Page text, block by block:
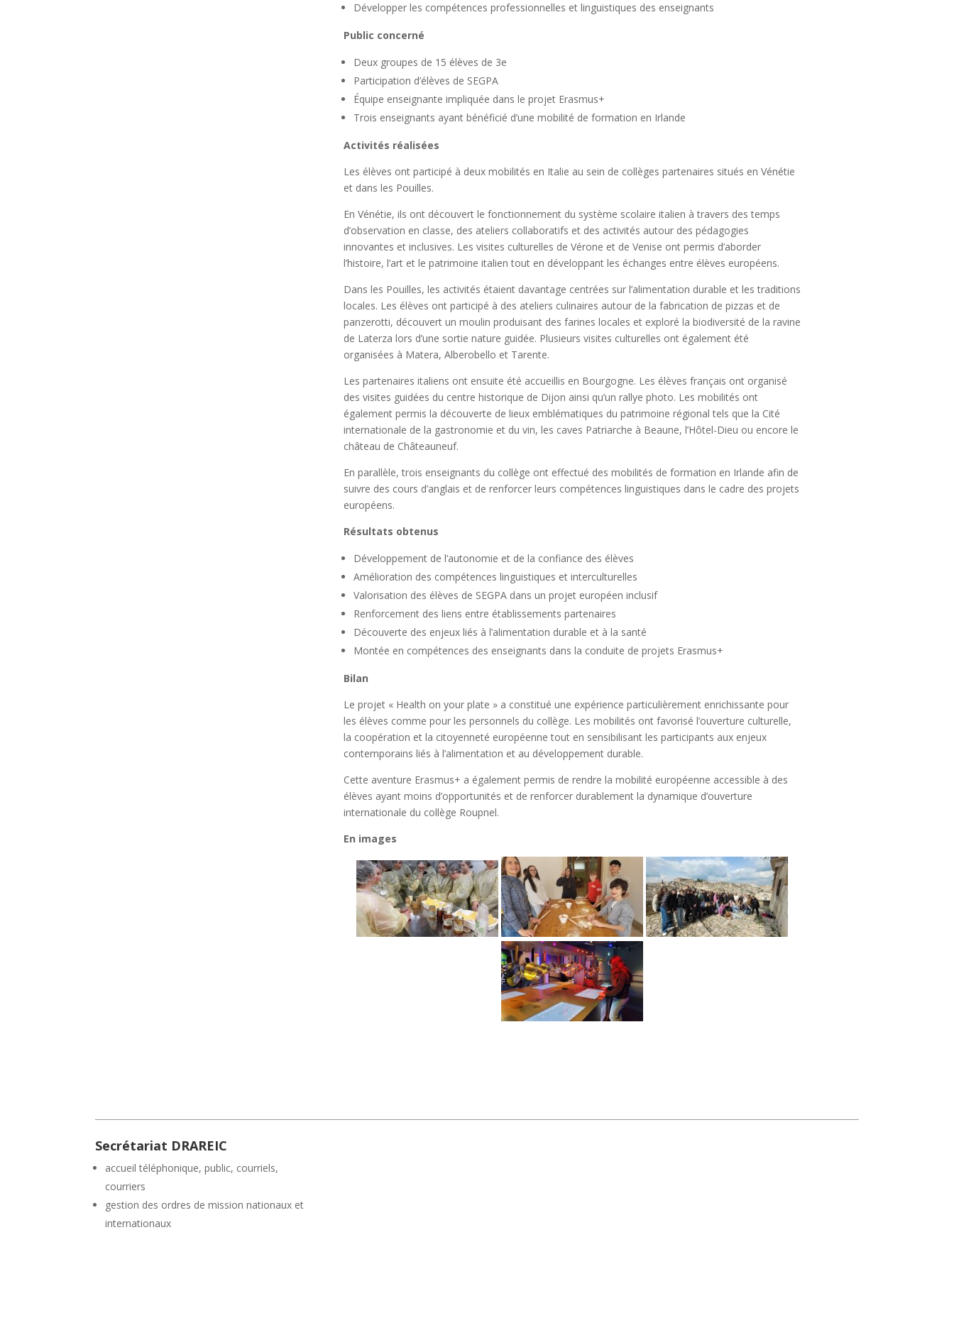
Développer les compétences professionnelles et linguistiques des enseignants
Public concerné
Deux groupes de 15 élèves de 3e
Participation d’élèves de SEGPA
Équipe enseignante impliquée dans le projet Erasmus+
Trois enseignants ayant bénéficié d’une mobilité de formation en Irlande
Activités réalisées
Les élèves ont participé à deux mobilités en Italie au sein de collèges partenaires situés en Vénétie
et dans les Pouilles.
En Vénétie, ils ont découvert le fonctionnement du système scolaire italien à travers des temps
d’observation en classe, des ateliers collaboratifs et des activités autour des pédagogies
innovantes et inclusives. Les visites culturelles de Vérone et de Venise ont permis d’aborder
l’histoire, l’art et le patrimoine italien tout en développant les échanges entre élèves européens.
Dans les Pouilles, les activités étaient davantage centrées sur l’alimentation durable et les traditions
locales. Les élèves ont participé à des ateliers culinaires autour de la fabrication de pizzas et de
panzerotti, découvert un moulin produisant des farines locales et exploré la biodiversité de la ravine
de Laterza lors d’une sortie nature guidée. Plusieurs visites culturelles ont également été
organisées à Matera, Alberobello et Tarente.
Les partenaires italiens ont ensuite été accueillis en Bourgogne. Les élèves français ont organisé
des visites guidées du centre historique de Dijon ainsi qu’un rallye photo. Les mobilités ont
également permis la découverte de lieux emblématiques du patrimoine régional tels que la Cité
internationale de la gastronomie et du vin, les caves Patriarche à Beaune, l’Hôtel-Dieu ou encore le
château de Châteauneuf.
En parallèle, trois enseignants du collège ont effectué des mobilités de formation en Irlande afin de
suivre des cours d’anglais et de renforcer leurs compétences linguistiques dans le cadre des projets
européens.
Résultats obtenus
Développement de l’autonomie et de la confiance des élèves
Amélioration des compétences linguistiques et interculturelles
Valorisation des élèves de SEGPA dans un projet européen inclusif
Renforcement des liens entre établissements partenaires
Découverte des enjeux liés à l’alimentation durable et à la santé
Montée en compétences des enseignants dans la conduite de projets Erasmus+
Bilan
Le projet « Health on your plate » a constitué une expérience particulièrement enrichissante pour
les élèves comme pour les personnels du collège. Les mobilités ont favorisé l’ouverture culturelle,
la coopération et la citoyenneté européenne tout en sensibilisant les participants aux enjeux
contemporains liés à l’alimentation et au développement durable.
Cette aventure Erasmus+ a également permis de rendre la mobilité européenne accessible à des
élèves ayant moins d’opportunités et de renforcer durablement la dynamique d’ouverture
internationale du collège Roupnel.
En images
Secrétariat DRAREIC
accueil téléphonique, public, courriels,
courriers
gestion des ordres de mission nationaux et
internationaux